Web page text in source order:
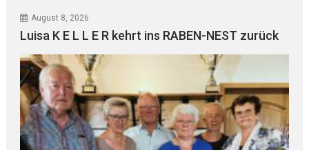
August 8, 2026
Luisa K E L L E R kehrt ins RABEN-NEST zurück